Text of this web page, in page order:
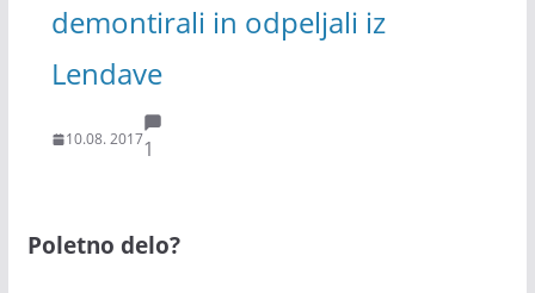
demontirali in odpeljali iz
Lendave
10.08. 20171
Poletno delo?